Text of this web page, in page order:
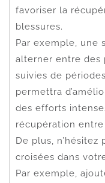
favoriser la
blessures.
Par exemple, une
alterner entre des
suivies de
permettra
des efforts
récupération
De plus, n’hésitez
croisées dans
Par exemple,